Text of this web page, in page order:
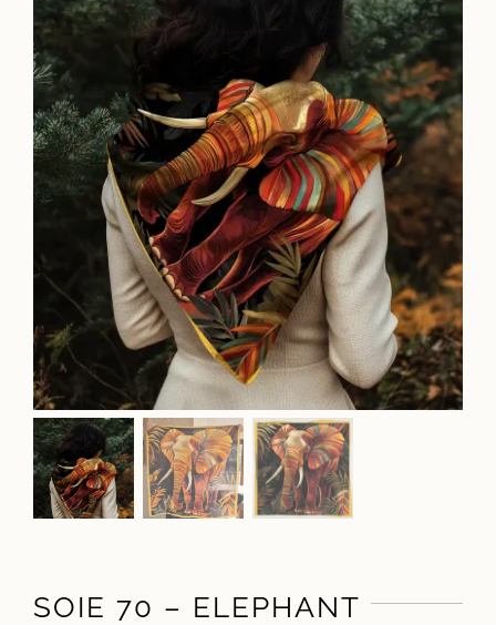
SOIE 70 – ELEPHANT